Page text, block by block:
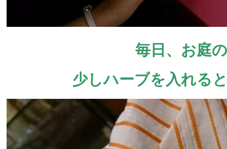
毎日、お庭
少しハーブを入れる